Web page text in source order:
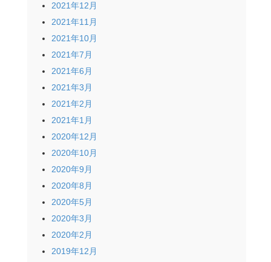
2021年12月
2021年11月
2021年10月
2021年7月
2021年6月
2021年3月
2021年2月
2021年1月
2020年12月
2020年10月
2020年9月
2020年8月
2020年5月
2020年3月
2020年2月
2019年12月